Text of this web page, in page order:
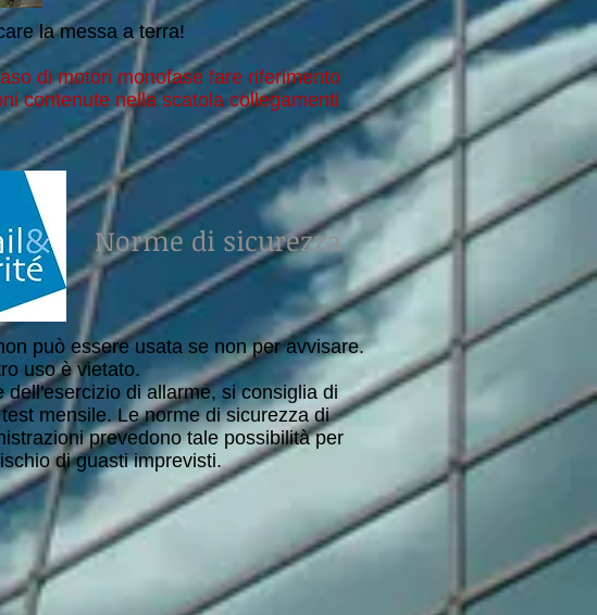
la messa a terra!
di motori monofase fare riferimento
contenute nella scatola collegamenti
Norme di sicurezza
può essere usata se non per avvisare.
uso è vietato.
dell'esercizio di allarme, si consiglia di
mensile. Le norme di sicurezza di
prevedono tale possibilità per
di guasti imprevisti.